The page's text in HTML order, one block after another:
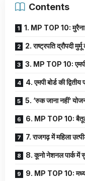
Contents
1. MP TOP 10: मुरैना
2. राष्ट्रपति द्रौपदी
3. MP TOP 10: एमपी
4. एमपी बोर्ड की द्वितीय
5. ‘रुक जाना नहीं’
6. MP TOP 10:
7. राजगढ़ में महिला
8. कूनो नेशनल पार्क में
9. MP TOP 10: मध्य